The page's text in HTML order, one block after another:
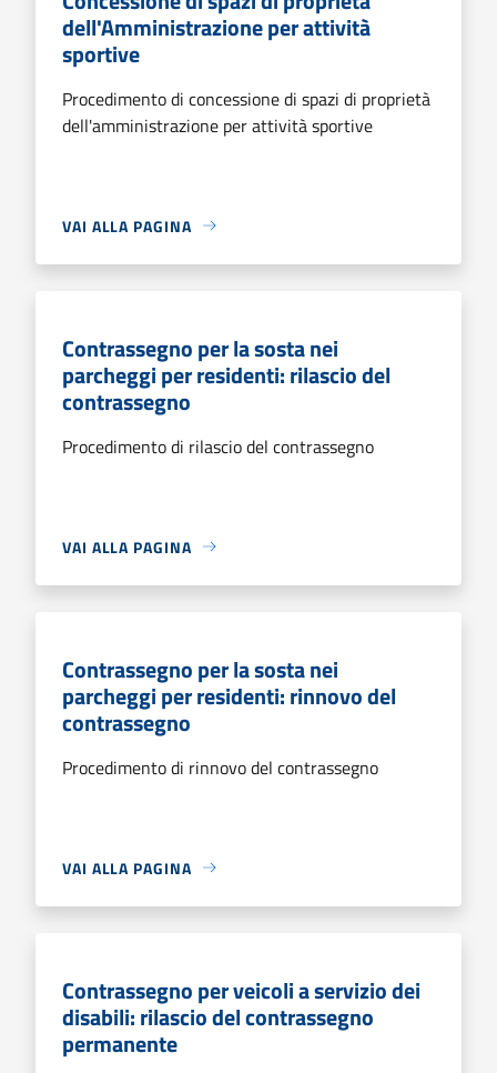
dell'Amministrazione per attività
sportive
Procedimento di concessione di spazi di proprietà
dell'amministrazione per attività sportive
VAI ALLA PAGINA
Contrassegno per la sosta nei
parcheggi per residenti: rilascio del
contrassegno
Procedimento di rilascio del contrassegno
VAI ALLA PAGINA
Contrassegno per la sosta nei
parcheggi per residenti: rinnovo del
contrassegno
Procedimento di rinnovo del contrassegno
VAI ALLA PAGINA
Contrassegno per veicoli a servizio dei
disabili: rilascio del contrassegno
permanente